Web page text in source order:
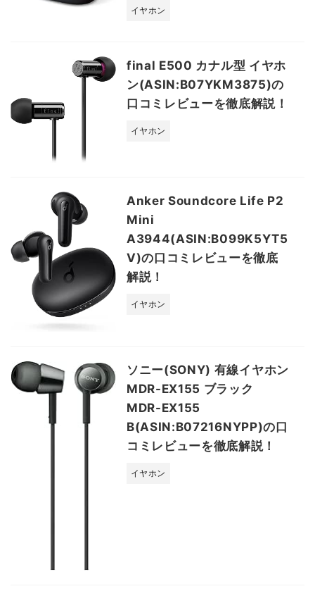
イヤホン
final E500 カナル型 イヤホ
ン(ASIN:B07YKM3875)の
口コミレビューを徹底解説！
イヤホン
Anker Soundcore Life P2
Mini
A3944(ASIN:B099K5YT5
V)の口コミレビューを徹底
解説！
イヤホン
ソニー(SONY) 有線イヤホン
MDR-EX155 ブラック
MDR-EX155
B(ASIN:B07216NYPP)の口
コミレビューを徹底解説！
イヤホン